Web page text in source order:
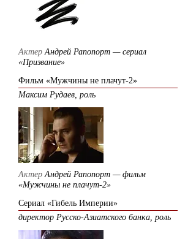
АктерАндрей Рапопорт — сериал
«Призвание»
Фильм «Мужчины не плачут-2»
Максим Рудаев, роль
АктерАндрей Рапопорт — фильм
«Мужчины не плачут-2»
Сериал «Гибель Империи»
директор Русско-Азиатского банка, роль